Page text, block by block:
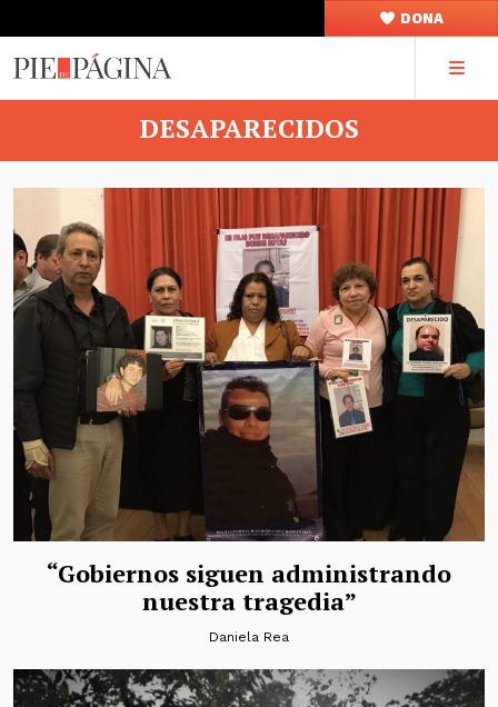
DONA
DESAPARECIDOS
“Gobiernos siguen administrando
nuestra tragedia”
Daniela Rea